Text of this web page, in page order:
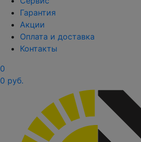
Гарантия
Акции
Оплата и доставка
Контакты
0
0 руб.